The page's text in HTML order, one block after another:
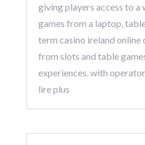
giving players access to a
games from a laptop,
term casino ireland online
from slots and table
experiences, with
lire plus